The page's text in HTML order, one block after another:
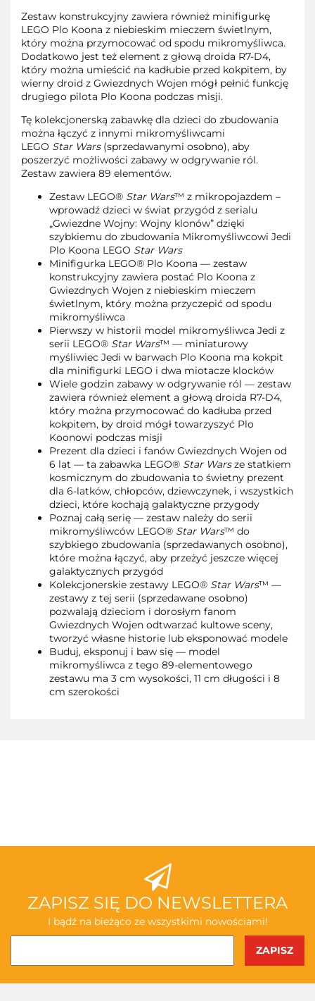
Zestaw konstrukcyjny zawiera również minifigurkę
LEGO Plo Koona z niebieskim mieczem świetlnym,
który można przymocować od spodu mikromyśliwca.
Dodatkowo jest też element z głową droida R7-D4,
który można umieścić na kadłubie przed kokpitem, by
wierny droid z Gwiezdnych Wojen mógł pełnić funkcję
drugiego pilota Plo Koona podczas misji.
Tę kolekcjonerską zabawkę dla dzieci do zbudowania
można łączyć z innymi mikromyśliwcami
LEGO Star Wars (sprzedawanymi osobno), aby
poszerzyć możliwości zabawy w odgrywanie ról.
Zestaw zawiera 89 elementów.
Zestaw LEGO® Star Wars™ z mikropojazdem –
wprowadź dzieci w świat przygód z serialu
„Gwiezdne Wojny: Wojny klonów” dzięki
szybkiemu do zbudowania Mikromyśliwcowi Jedi
Plo Koona LEGO Star Wars
Minifigurka LEGO® Plo Koona — zestaw
konstrukcyjny zawiera postać Plo Koona z
Gwiezdnych Wojen z niebieskim mieczem
świetlnym, który można przyczepić od spodu
mikromyśliwca
Pierwszy w historii model mikromyśliwca Jedi z
serii LEGO® Star Wars™ — miniaturowy
myśliwiec Jedi w barwach Plo Koona ma kokpit
dla minifigurki LEGO i dwa miotacze klocków
Wiele godzin zabawy w odgrywanie ról — zestaw
zawiera również element a głową droida R7-D4,
który można przymocować do kadłuba przed
kokpitem, by droid mógł towarzyszyć Plo
Koonowi podczas misji
Prezent dla dzieci i fanów Gwiezdnych Wojen od
6 lat — ta zabawka LEGO® Star Wars ze statkiem
kosmicznym do zbudowania to świetny prezent
dla 6-latków, chłopców, dziewczynek, i wszystkich
dzieci, które kochają galaktyczne przygody
Poznaj całą serię — zestaw należy do serii
mikromyśliwców LEGO® Star Wars™ do
szybkiego zbudowania (sprzedawanych osobno),
które można łączyć, aby przeżyć jeszcze więcej
galaktycznych przygód
Kolekcjonerskie zestawy LEGO® Star Wars™ —
zestawy z tej serii (sprzedawane osobno)
pozwalają dzieciom i dorosłym fanom
Gwiezdnych Wojen odtwarzać kultowe sceny,
tworzyć własne historie lub eksponować modele
Buduj, eksponuj i baw się — model
mikromyśliwca z tego 89-elementowego
zestawu ma 3 cm wysokości, 11 cm długości i 8
cm szerokości
ABAKUS
ZAPISZ SIĘ DO NEWSLETTERA
I bądź na bieżąco ze wszystkimi nowościami!